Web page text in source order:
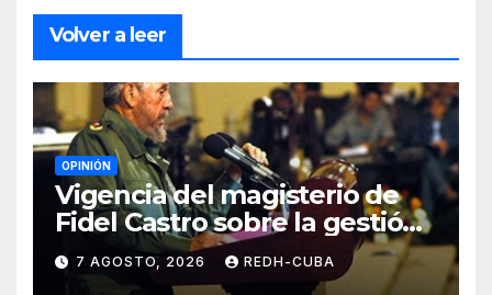
Volver a leer
OPINIÓN
Vigencia del magisterio de
Fidel Castro sobre la gestión
del liderazgo revolucionario.
Por Jorge Luís Guach Estévez
7 AGOSTO, 2026 REDH-CUBA